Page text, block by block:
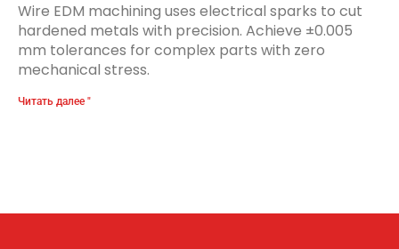
Wire EDM machining uses electrical sparks to cut
hardened metals with precision. Achieve ±0.005
mm tolerances for complex parts with zero
mechanical stress.
Читать далее "